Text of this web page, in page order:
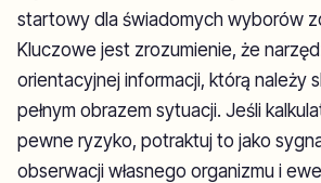
startowy dla świadomych wyborów
Kluczowe jest zrozumienie, że
orientacyjnej informacji, którą należy
pełnym obrazem sytuacji. Jeśli
pewne ryzyko, potraktuj to jako
obserwacji własnego organizmu i